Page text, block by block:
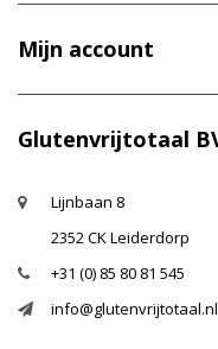
Mijn account
Glutenvrijtotaal
Lijnbaan 8
2352 CK Leiderdorp
+31 (0) 85 80 81 545
info@glutenvrijtotaal.nl